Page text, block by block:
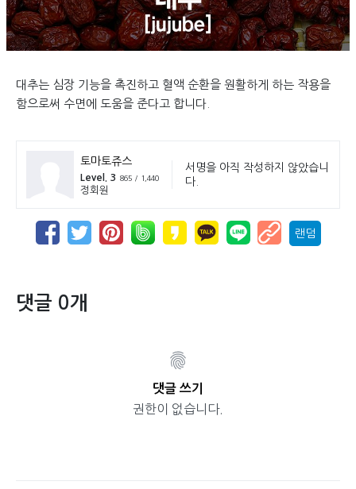
대추는 심장 기능을 촉진하고 혈액 순환을 원활하게 하는 작용을
함으로써 수면에 도움을 준다고 합니다.
토마토쥬스
Level. 3 865 / 1,440
정회원
서명을 아직 작성하지 않았습니
다.
랜덤
댓글 0개
댓글 쓰기
권한이 없습니다.